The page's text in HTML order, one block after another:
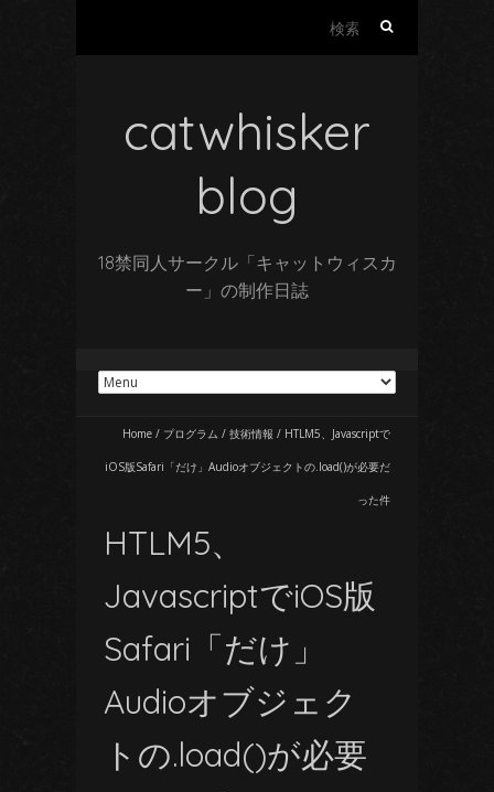
catwhisker
blog
18禁同人サークル「キャットウィスカ
ー」の制作日誌
Home / プログラム / 技術情報 / HTLM5、Javascriptで
iOS版Safari「だけ」Audioオブジェクトの.load()が必要だ
った件
HTLM5、
JavascriptでiOS版
Safari「だけ」
Audioオブジェク
トの.load()が必要